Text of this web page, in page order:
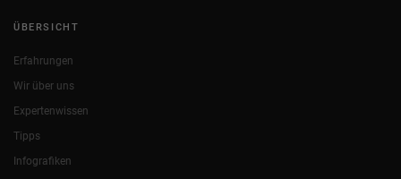
ÜBERSICHT
Erfahrungen
Wir über uns
Expertenwissen
Tipps
Infografiken